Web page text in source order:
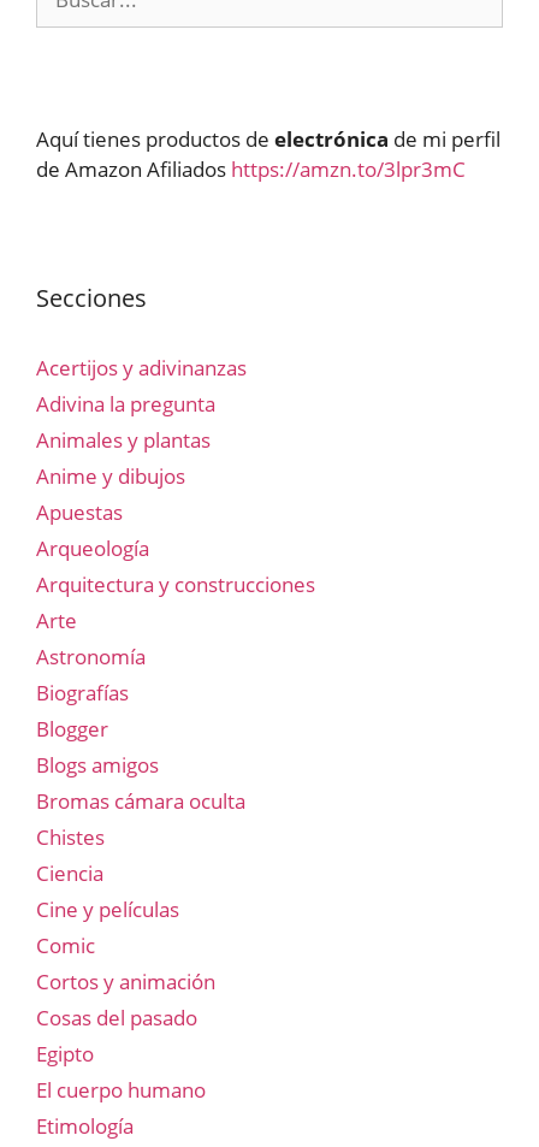
Aquí tienes productos de electrónica de mi perfil
de Amazon Afiliados https://amzn.to/3lpr3mC
Secciones
Acertijos y adivinanzas
Adivina la pregunta
Animales y plantas
Anime y dibujos
Apuestas
Arqueología
Arquitectura y construcciones
Arte
Astronomía
Biografías
Blogger
Blogs amigos
Bromas cámara oculta
Chistes
Ciencia
Cine y películas
Comic
Cortos y animación
Cosas del pasado
Egipto
El cuerpo humano
Etimología